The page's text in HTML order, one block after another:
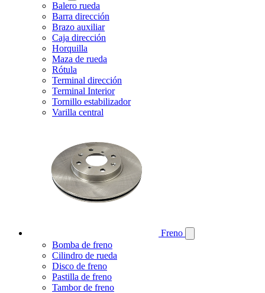
Balero rueda
Barra dirección
Brazo auxiliar
Caja dirección
Horquilla
Maza de rueda
Rótula
Terminal dirección
Terminal Interior
Tornillo estabilizador
Varilla central
Freno
Bomba de freno
Cilindro de rueda
Disco de freno
Pastilla de freno
Tambor de freno